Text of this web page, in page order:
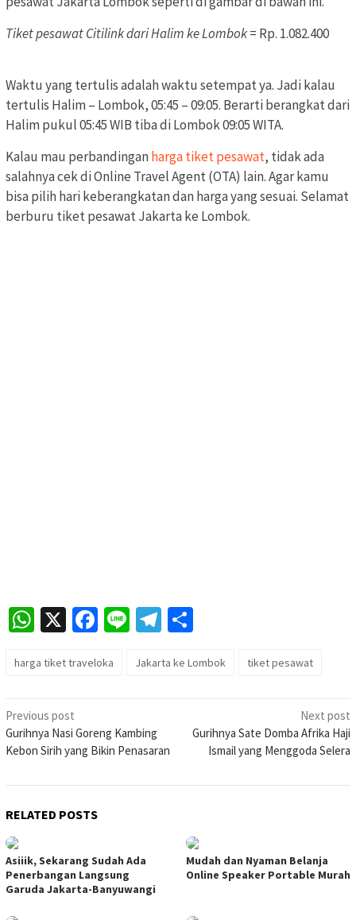
Tiket pesawat Citilink dari Halim ke Lombok= Rp. 1.082.400
Waktu yang tertulis adalah waktu setempat ya. Jadi kalau
tertulis Halim – Lombok, 05:45 – 09:05. Berarti berangkat dari
Halim pukul 05:45 WIB tiba di Lombok 09:05 WITA.
Kalau mau perbandinganharga tiket pesawat, tidak ada
salahnya cek di Online Travel Agent (OTA) lain. Agar kamu
bisa pilih hari keberangkatan dan harga yang sesuai. Selamat
berburu tiket pesawat Jakarta ke Lombok.
WhatsApp
X Facebook
LineTelegram
harga tiket traveloka Jakarta ke Lombok tiket pesawat
Post
navigation
Previous post
Gurihnya Nasi Goreng Kambing
Kebon Sirih yang Bikin Penasaran
Next post
Gurihnya Sate Domba Afrika Haji
Ismail yang Menggoda Selera
RELATED POSTS
Asiiik, Sekarang Sudah Ada
Penerbangan Langsung
Garuda Jakarta-Banyuwangi
Mudah dan Nyaman Belanja
Online Speaker Portable Murah